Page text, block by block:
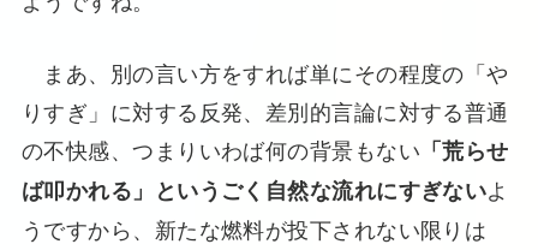
まあ、別の言い方をすれば単にその程度の「や
りすぎ」に対する反発、差別的言論に対する普通
の不快感、つまりいわば何の背景もない 「荒らせ
ば叩かれる」というごく自然な流れにすぎないよ
うですから、新たな燃料が投下されない限りは